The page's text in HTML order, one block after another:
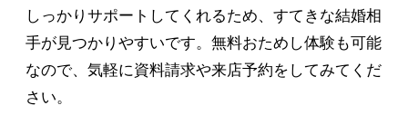
しっかりサポートしてくれるため、すてきな結婚相
手が見つかりやすいです。無料おためし体験も可能
なので、気軽に資料請求や来店予約をしてみてくだ
さい。